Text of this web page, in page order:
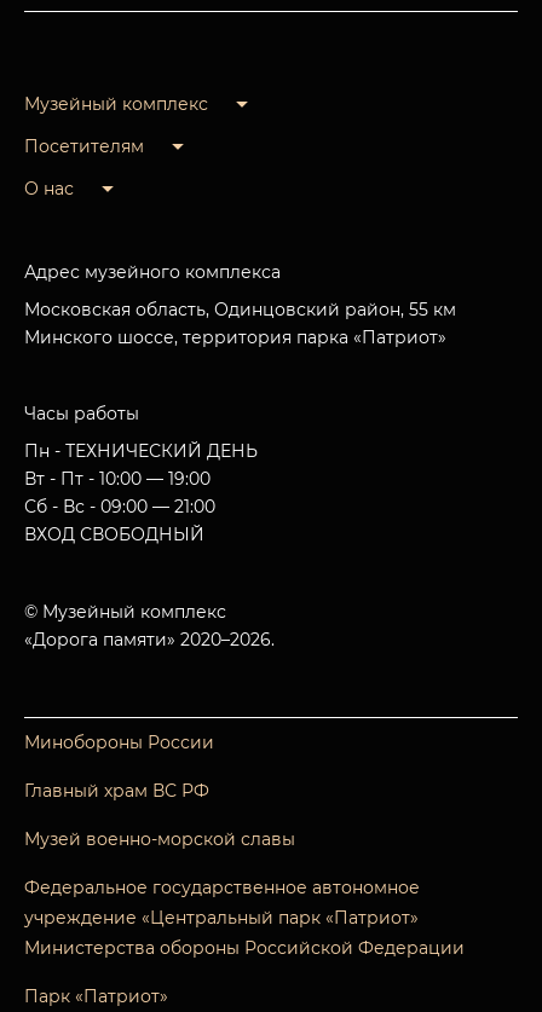
Музейный комплекс
Посетителям
О нас
Адрес музейного комплекса
Московская область, Одинцовский район, 55 км
Минского шоссе, территория парка «Патриот»
Часы работы
Пн - ТЕХНИЧЕСКИЙ ДЕНЬ
Вт - Пт - 10:00 — 19:00
Сб - Вс - 09:00 — 21:00
ВХОД СВОБОДНЫЙ
© Музейный комплекс
«Дорога памяти» 2020–2026.
Минобороны России
Главный храм ВС РФ
Музей военно-морской славы
Федеральное государственное автономное
учреждение «Центральный парк «Патриот»
Министерства обороны Российской Федерации
Парк «Патриот»